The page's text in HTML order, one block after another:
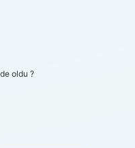
oldu ?